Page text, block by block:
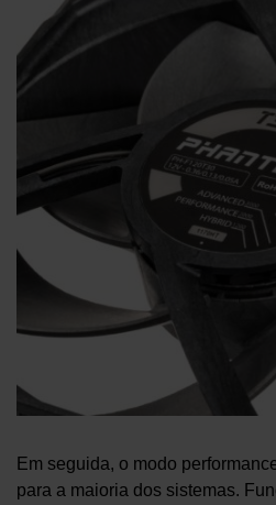
Em seguida, o modo
para a maioria dos sistemas.